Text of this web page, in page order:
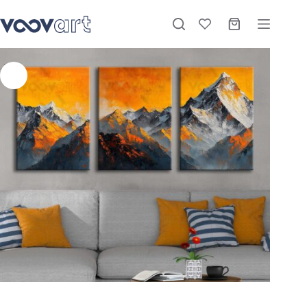
₺2.220,00 –₺3.900,00
-27%